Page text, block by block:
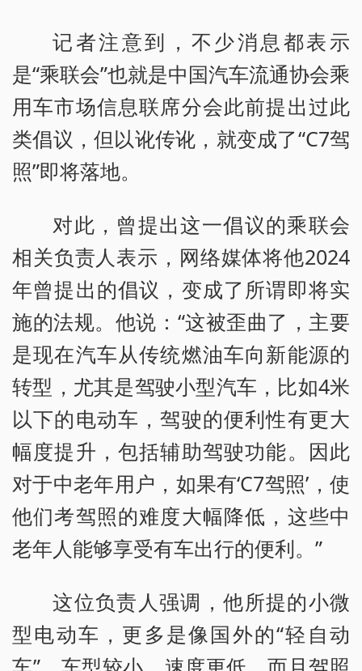
记者注意到，不少消息都表示
是“乘联会”也就是中国汽车流通协会乘
用车市场信息联席分会此前提出过此
类倡议，但以讹传讹，就变成了“C7驾
照”即将落地。
对此，曾提出这一倡议的乘联会
相关负责人表示，网络媒体将他2024
年曾提出的倡议，变成了所谓即将实
施的法规。他说：“这被歪曲了，主要
是现在汽车从传统燃油车向新能源的
转型，尤其是驾驶小型汽车，比如4米
以下的电动车，驾驶的便利性有更大
幅度提升，包括辅助驾驶功能。因此
对于中老年用户，如果有‘C7驾照’，使
他们考驾照的难度大幅降低，这些中
老年人能够享受有车出行的便利。”
这位负责人强调，他所提的小微
型电动车，更多是像国外的“轻自动